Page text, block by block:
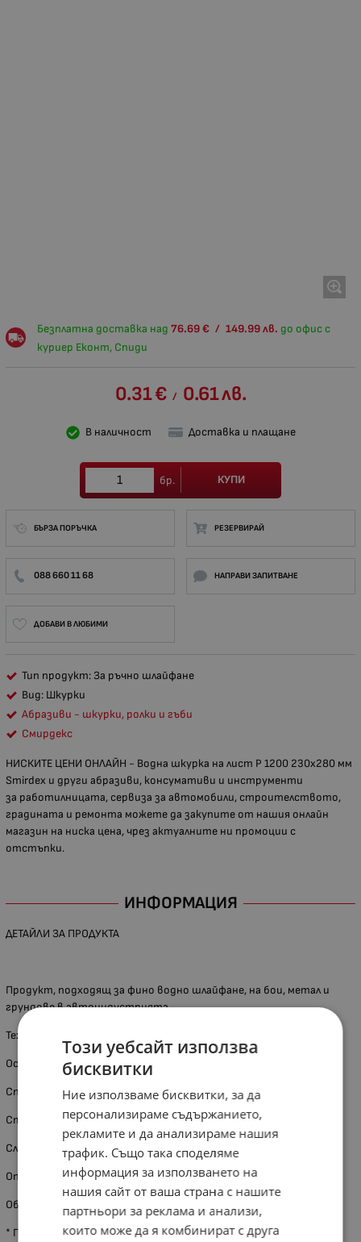
Безплатна доставка над 76.69 € / 149.99 лв. до офис с
куриер Еконт, Спиди
0.31€ / 0.61лв.
В наличност Доставка и плащане
бр. КУПИ
БЪРЗА ПОРЪЧКА РЕЗЕРВИРАЙ
088 660 11 68 НАПРАВИ ЗАПИТВАНЕ
ДОБАВИ В ЛЮБИМИ
Тип продукт: За ръчно шлайфане
Вид: Шкурки
Абразиви - шкурки, ролки и гъби
Смирдекс
НИСКИТЕ ЦЕНИ ОНЛАЙН - Водна шкурка на лист Р 1200 230х280 мм
Smirdex и други абразиви, консумативи и инструменти
за работилницата, сервиза за автомобили, строителството,
градината и ремонта можете да закупите от нашия онлайн
магазин на ниска цена, чрез актуалните ни промоции с
отстъпки.
ИНФОРМАЦИЯ
ДЕТАЙЛИ ЗА ПРОДУКТА
Продукт, подходящ за фино водно шлайфане, на бои, метал и
грундове в автоиндустрията.
Техническа информация:
Основа: B, C- wt (120г) водоустойчива латексна хартия
Спойка: Специална водоустойчива смола върху смола
Структура: Силициев карбит (SiC)
Слой (зърнеста разпръснатост): Затворен
Опаковка – 50 броя.
Обявената цена е за 1 брой.
* При някои артикули са възможни разлики между показаната
Този уебсайт използва
бисквитки
Ние използваме бисквитки, за да
персонализираме съдържанието,
рекламите и да анализираме нашия
трафик. Също така споделяме
информация за използването на
нашия сайт от ваша страна с нашите
партньори за реклама и анализи,
които може да я комбинират с друга